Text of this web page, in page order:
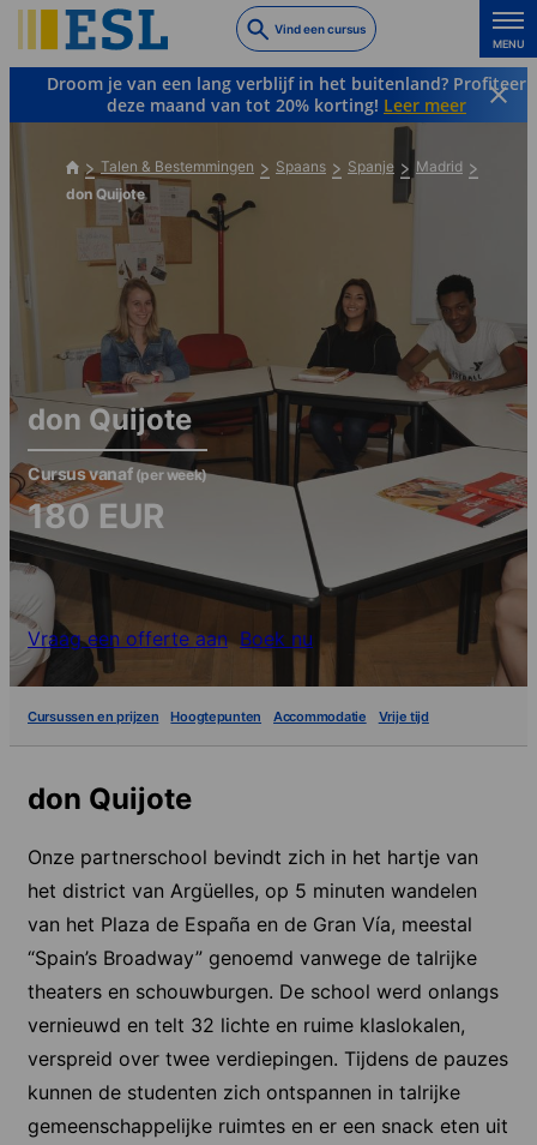
to
main
content
Vind een cursus
MENU
Droom je van een lang verblijf in het buitenland? Profiteer
deze maand van tot 20% korting! Leer meer
Talen & Bestemmingen Spaans Spanje
Madrid
don Quijote
don Quijote
Cursus vanaf (per week)
180 EUR
Vraag een offerte aan Boek nu
Cursussen en prijzen Hoogtepunten Accommodatie Vrije tijd
don Quijote
Onze partnerschool bevindt zich in het hartje van
het district van Argüelles, op 5 minuten wandelen
van het Plaza de España en de Gran Vía, meestal
“Spain’s Broadway” genoemd vanwege de talrijke
theaters en schouwburgen. De school werd onlangs
vernieuwd en telt 32 lichte en ruime klaslokalen,
verspreid over twee verdiepingen. Tijdens de pauzes
kunnen de studenten zich ontspannen in talrijke
gemeenschappelijke ruimtes en er een snack eten uit